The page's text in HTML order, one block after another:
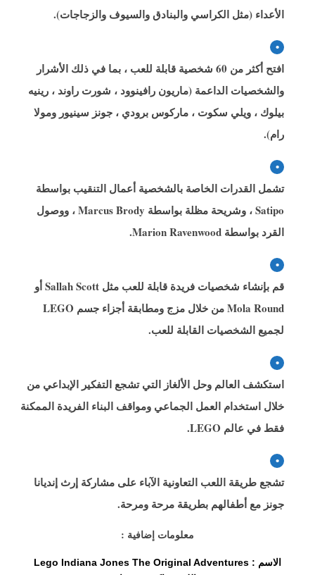
الأعداء (مثل الكراسي والبنادق والسيوف والزجاجات).
افتح أكثر من 60 شخصية قابلة للعب ، بما في ذلك الأشرار
والشخصيات الداعمة (ماريون رافينوود ، شورت راوند ، رينيه
بيلوك ، ويلي سكوت ، ماركوس برودي ، جونز سينيور ومولا
رام).
تشمل القدرات الخاصة بالشخصية أعمال التنقيب بواسطة
Satipo ، وشريحة مظلة بواسطة Marcus Brody ، ووصول
القرد بواسطة Marion Ravenwood.
قم بإنشاء شخصيات فريدة قابلة للعب مثل Sallah Scott أو
Mola Round من خلال مزج ومطابقة أجزاء جسم LEGO
لجميع الشخصيات القابلة للعب.
استكشف العالم وحل الألغاز التي تشجع التفكير الإبداعي من
خلال استخدام العمل الجماعي ومواقف البناء الفريدة الممكنة
فقط في عالم LEGO.
تشجع طريقة اللعب التعاونية الآباء على مشاركة إرث إنديانا
جونز مع أطفالهم بطريقة مرحة ومرحة.
معلومات إضافية :
الاسم : Lego Indiana Jones The Original Adventures